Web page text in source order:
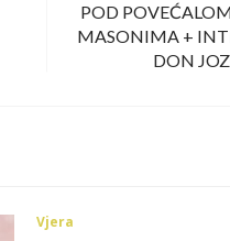
POD
MASONIMA +
DON
Vjera